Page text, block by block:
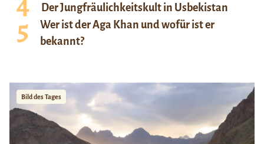
Der Jungfräulichkeitskult in Usbekistan
Wer ist der Aga Khan und wofür ist er
bekannt?
Bild des Tages